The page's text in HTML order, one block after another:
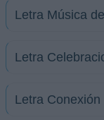
Letra Música
Letra
Letra Conexión